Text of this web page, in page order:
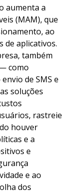
aumenta a
(MAM), que
ao
de aplicativos.
também
como
de SMS e
soluções
rastreie
houver
e a
e
e ao
dos